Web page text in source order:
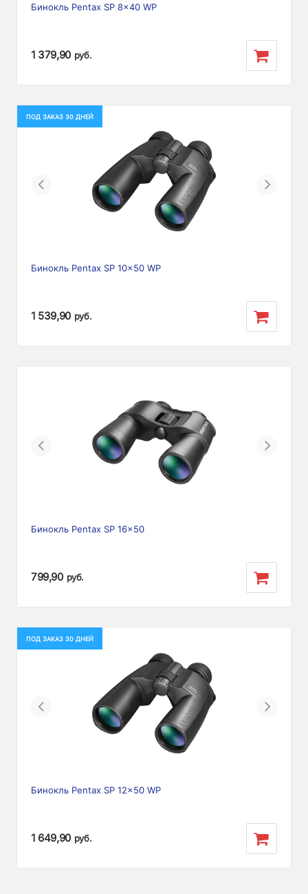
Бинокль Pentax SP 8x40 WP
1 379,90 руб.
ПОД ЗАКАЗ 30 ДНЕЙ
Previous Next
Бинокль Pentax SP 10x50 WP
1 539,90 руб.
Previous Next
Бинокль Pentax SP 16x50
799,90 руб.
ПОД ЗАКАЗ 30 ДНЕЙ
Previous Next
Бинокль Pentax SP 12x50 WP
1 649,90 руб.